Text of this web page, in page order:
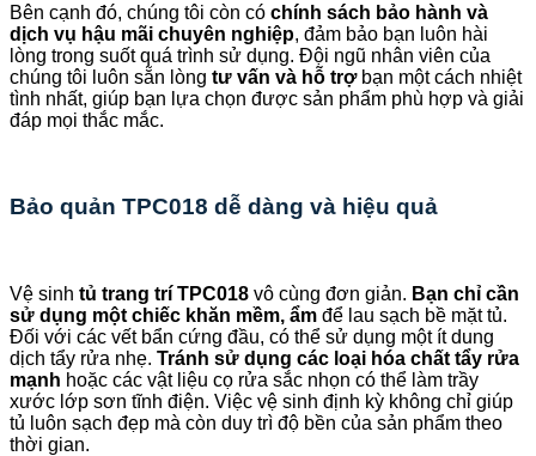
Bên cạnh đó, chúng tôi còn có chính sách bảo hành và
dịch vụ hậu mãi chuyên nghiệp, đảm bảo bạn luôn hài
lòng trong suốt quá trình sử dụng. Đội ngũ nhân viên của
chúng tôi luôn sẵn lòng tư vấn và hỗ trợbạn một cách nhiệt
tình nhất, giúp bạn lựa chọn được sản phẩm phù hợp và giải
đáp mọi thắc mắc.
Bảo quản TPC018 dễ dàng và hiệu quả
Vệ sinh tủ trang trí TPC018 vô cùng đơn giản. Bạn chỉ cần
sử dụng một chiếc khăn mềm, ẩm để lau sạch bề mặt tủ.
Đối với các vết bẩn cứng đầu, có thể sử dụng một ít dung
dịch tẩy rửa nhẹ. Tránh sử dụng các loại hóa chất tẩy rửa
mạnh hoặc các vật liệu cọ rửa sắc nhọn có thể làm trầy
xước lớp sơn tĩnh điện. Việc vệ sinh định kỳ không chỉ giúp
tủ luôn sạch đẹp mà còn duy trì độ bền của sản phẩm theo
thời gian.